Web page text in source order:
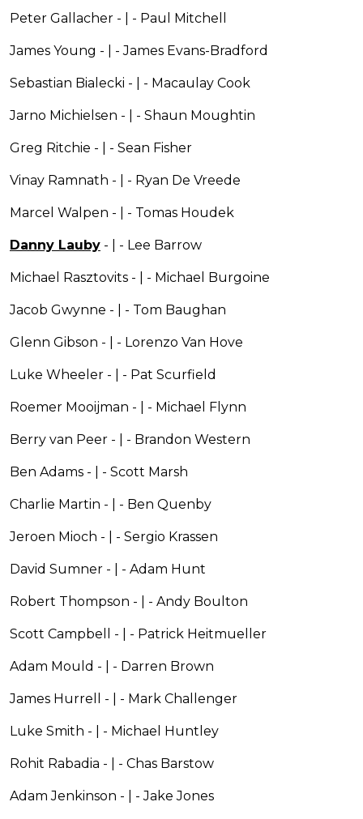
Peter Gallacher - | - Paul Mitchell
James Young - | - James Evans-Bradford
Sebastian Bialecki - | - Macaulay Cook
Jarno Michielsen - | - Shaun Moughtin
Greg Ritchie - | - Sean Fisher
Vinay Ramnath - | - Ryan De Vreede
Marcel Walpen - | - Tomas Houdek
Danny Lauby - | - Lee Barrow
Michael Rasztovits - | - Michael Burgoine
Jacob Gwynne - | - Tom Baughan
Glenn Gibson - | - Lorenzo Van Hove
Luke Wheeler - | - Pat Scurfield
Roemer Mooijman - | - Michael Flynn
Berry van Peer - | - Brandon Western
Ben Adams - | - Scott Marsh
Charlie Martin - | - Ben Quenby
Jeroen Mioch - | - Sergio Krassen
David Sumner - | - Adam Hunt
Robert Thompson - | - Andy Boulton
Scott Campbell - | - Patrick Heitmueller
Adam Mould - | - Darren Brown
James Hurrell - | - Mark Challenger
Luke Smith - | - Michael Huntley
Rohit Rabadia - | - Chas Barstow
Adam Jenkinson - | - Jake Jones